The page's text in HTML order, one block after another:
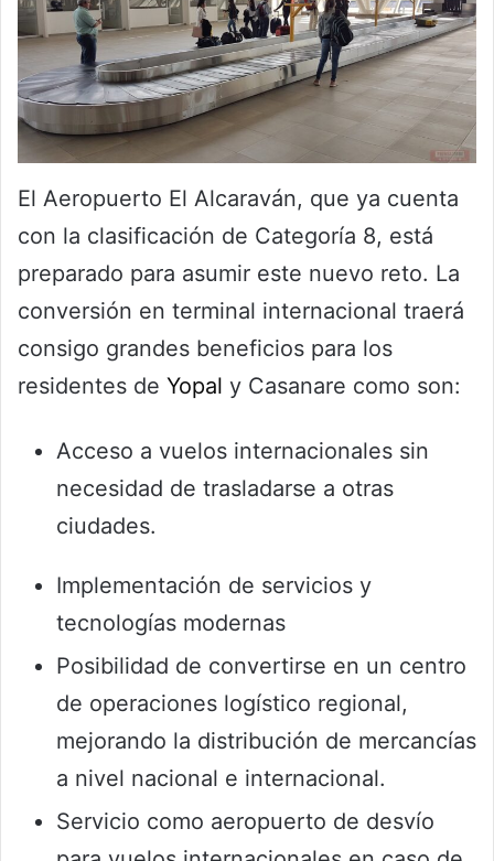
El Aeropuerto El Alcaraván, que ya cuenta
con la clasificación de Categoría 8, está
preparado para asumir este nuevo reto. La
conversión en terminal internacional traerá
consigo grandes beneficios para los
residentes de Yopal y Casanare como son:
Acceso a vuelos internacionales sin
necesidad de trasladarse a otras
ciudades.
Implementación de servicios y
tecnologías modernas
Posibilidad de convertirse en un centro
de operaciones logístico regional,
mejorando la distribución de mercancías
a nivel nacional e internacional.
Servicio como aeropuerto de desvío